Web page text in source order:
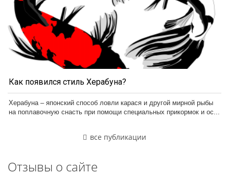
Как появился стиль Херабуна?
Херабуна – японский способ ловли карася и другой мирной рыбы
на поплавочную снасть при помощи специальных прикормок и ос...
все публикации
Отзывы о сайте